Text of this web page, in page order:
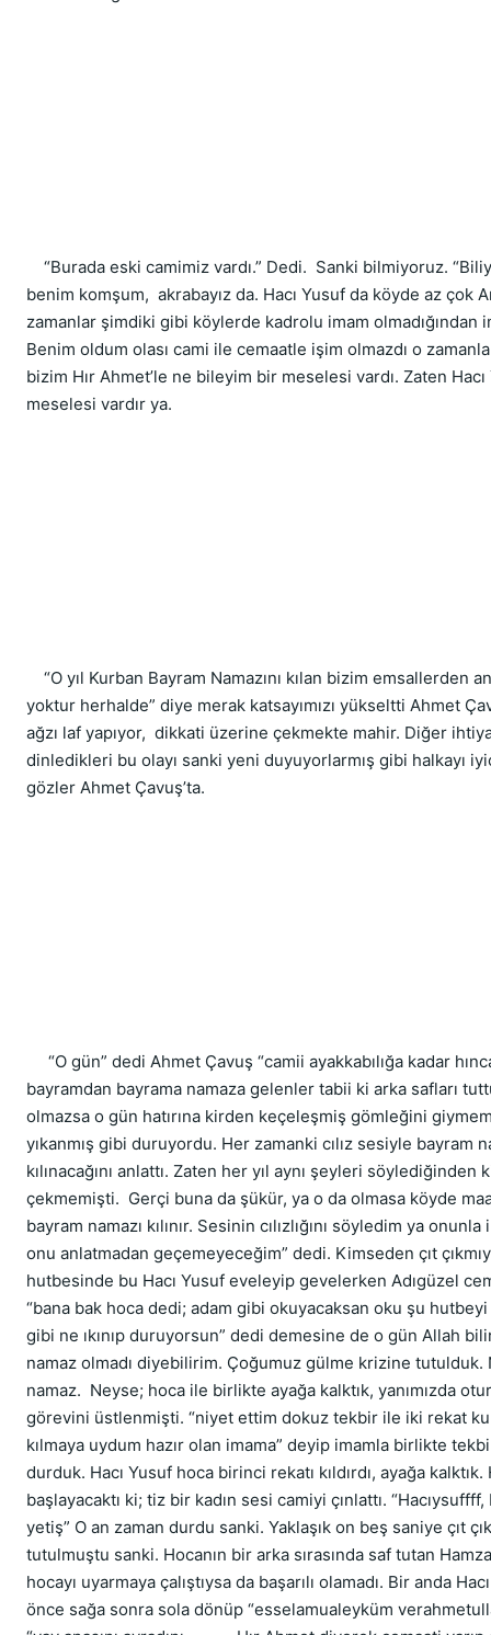
“Burada eski camimiz vardı.” Dedi.  Sanki bilmiyoruz.
benim komşum,  akrabayız da. Hacı Yusuf da köyde az çok
zamanlar şimdiki gibi köylerde kadrolu imam olmadığından
Benim oldum olası cami ile cemaatle işim olmazdı o
bizim Hır Ahmet’le ne bileyim bir meselesi vardı. Zaten
meselesi vardır ya.
“O yıl Kurban Bayram Namazını kılan bizim emsallerden
yoktur herhalde” diye merak katsayımızı yükseltti Ahmet
ağzı laf yapıyor,  dikkati üzerine çekmekte mahir. Diğer
dinledikleri bu olayı sanki yeni duyuyorlarmış gibi halkayı
gözler Ahmet Çavuş’ta.
“O gün” dedi Ahmet Çavuş “camii ayakkabılığa kadar
bayramdan bayrama namaza gelenler tabii ki arka safları
olmazsa o gün hatırına kirden keçeleşmiş gömleğini
yıkanmış gibi duruyordu. Her zamanki cılız sesiyle bayram
kılınacağını anlattı. Zaten her yıl aynı şeyleri
çekmemişti.  Gerçi buna da şükür, ya o da olmasa köyde
bayram namazı kılınır. Sesinin cılızlığını söyledim ya
onu anlatmadan geçemeyeceğim” dedi. Kimseden çıt
hutbesinde bu Hacı Yusuf eveleyip gevelerken Adıgüzel
“bana bak hoca dedi; adam gibi okuyacaksan oku şu
gibi ne ıkınıp duruyorsun” dedi demesine de o gün Allah
namaz olmadı diyebilirim. Çoğumuz gülme krizine tutulduk.
namaz.  Neyse; hoca ile birlikte ayağa kalktık, yanımızda
görevini üstlenmişti. “niyet ettim dokuz tekbir ile iki rekat
kılmaya uydum hazır olan imama” deyip imamla birlikte
durduk. Hacı Yusuf hoca birinci rekatı kıldırdı, ayağa
başlayacaktı ki; tiz bir kadın sesi camiyi çınlattı. “Hacıysuffff,
yetiş” O an zaman durdu sanki. Yaklaşık on beş saniye çıt
tutulmuştu sanki. Hocanın bir arka sırasında saf tutan
hocayı uyarmaya çalıştıysa da başarılı olamadı. Bir anda
önce sağa sonra sola dönüp “esselamualeyküm